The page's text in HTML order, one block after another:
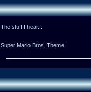
The stuff I hear...
Super Mario Bros. Theme